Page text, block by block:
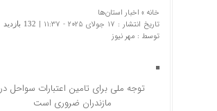
خانه » اخبار استان‌ها
تاریخ انتشار : 17 جولای 2025 - 11:37 |
132 بازدید
توسط : مهر نیوز
توجه ملی برای تامین اعتبارات سواحل در
مازندران ضروری است